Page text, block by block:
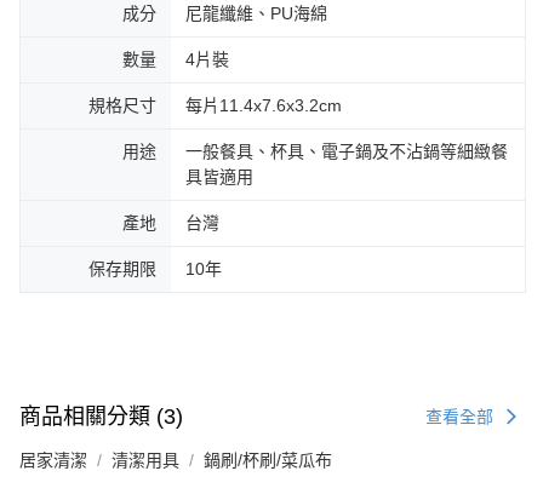
成分 尼龍纖維、PU海綿
數量 4片裝
規格尺寸 每片11.4x7.6x3.2cm
用途
一般餐具、杯具、電子鍋及不沾鍋等細緻餐
具皆適用
產地 台灣
保存期限 10年
商品相關分類 (3) 查看全部
居家清潔 清潔用具 鍋刷/杯刷/菜瓜布